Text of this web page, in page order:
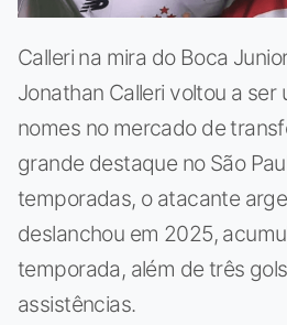
Calleri na mira do Boca
Jonathan Calleri voltou a ser
nomes no mercado de
grande destaque no São
temporadas, o atacante
deslanchou em 2025,
temporada, além de três
assistências.